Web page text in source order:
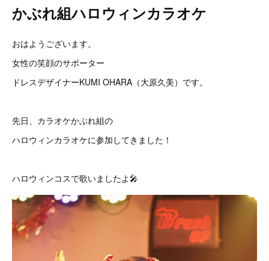
かぶれ組ハロウィンカラオケ
おはようございます。
女性の笑顔のサポーター
ドレスデザイナーKUMI OHARA（大原久美）です。
先日、カラオケかぶれ組の
ハロウィンカラオケに参加してきました！
ハロウィンコスで歌いましたよ🎤